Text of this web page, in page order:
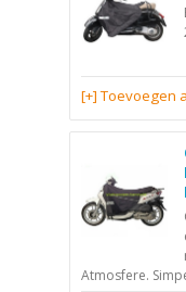
[+] Toevoegen
Atmosfere.